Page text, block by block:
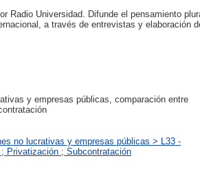
Radio Universidad. Difunde el pensamiento
a través de entrevistas y elaboración
y empresas públicas, comparación entre
no lucrativas y empresas públicas > L33 -
Privatización ; Subcontratación